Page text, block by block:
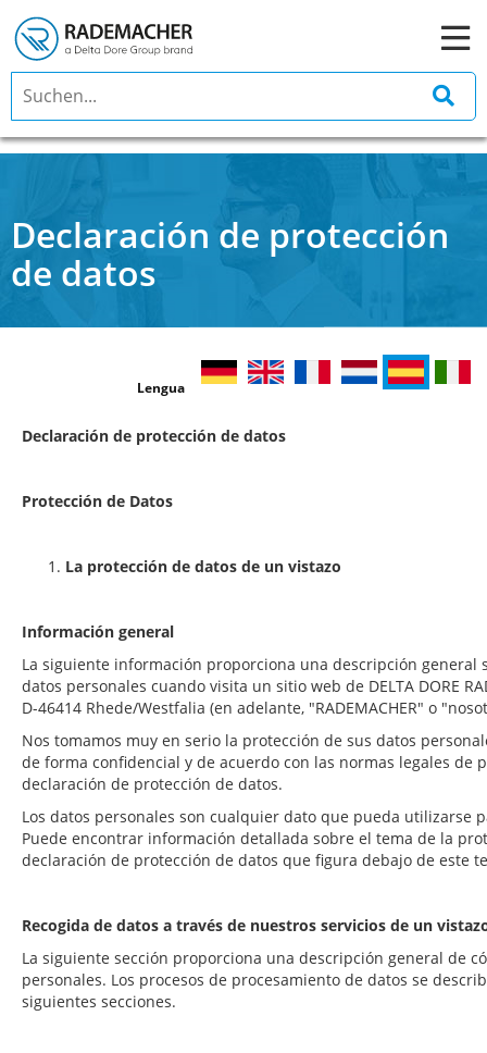
Declaración de protección
de datos
Lengua
Declaración de protección de datos
Protección de Datos
La protección de datos de un vistazo
Información general
La siguiente información proporciona una descripción general
datos personales cuando visita un sitio web de DELTA DORE
D-46414 Rhede/Westfalia (en adelante, "RADEMACHER" o
Nos tomamos muy en serio la protección de sus datos
de forma confidencial y de acuerdo con las normas legales de
declaración de protección de datos.
Los datos personales son cualquier dato que pueda utilizarse
Puede encontrar información detallada sobre el tema de la
declaración de protección de datos que figura debajo de este
Recogida de datos a través de nuestros servicios de un
La siguiente sección proporciona una descripción general de
personales. Los procesos de procesamiento de datos se
siguientes secciones.